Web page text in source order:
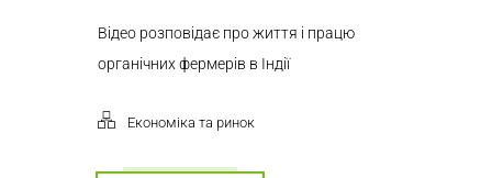
Відео розповідає про життя і працю
органічних фермерів в Індії
Економіка та ринок